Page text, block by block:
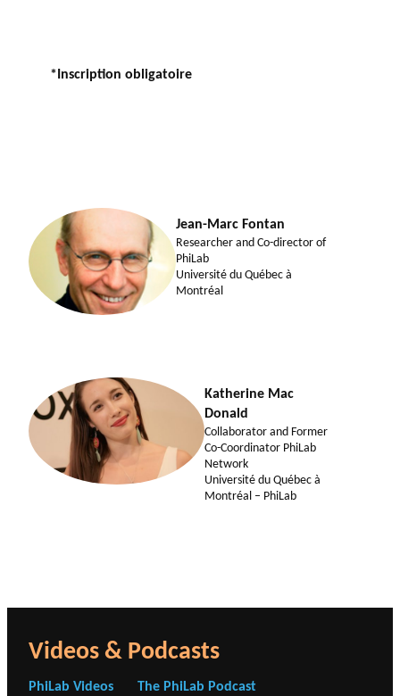
*Inscription obligatoire
Jean-Marc Fontan
Researcher and Co-director of
PhiLab
Université du Québec à
Montréal
Katherine Mac
Donald
Collaborator and Former
Co-Coordinator PhiLab
Network
Université du Québec à
Montréal – PhiLab
Videos & Podcasts
PhiLab Videos The PhiLab Podcast